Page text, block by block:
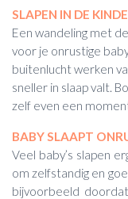
SLAPEN IN DE
Een wandeling met
voor je onrustige
buitenlucht werken
sneller in slaap valt.
zelf even een
BABY SLAAPT
Veel baby’s slapen
om zelfstandig en
bijvoorbeeld